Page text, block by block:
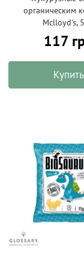
органическим
Mclloyd's,
117
Купить